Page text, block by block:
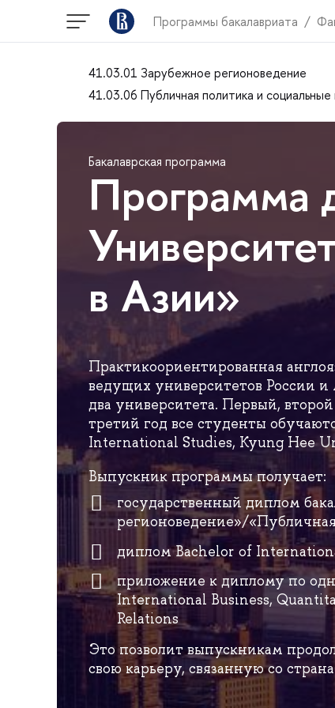
Программы бакалавриата
41.03.01 Зарубежное регионоведение
41.03.06 Публичная политика и социальные
Бакалаврская программа
в Азии»
Практикоориентированная
ведущих университетов России
два университета. Первый,
третий год все студенты
International Studies, Kyung Hee
Выпускник программы получает:
государственный диплом
регионоведение»/
диплом Bachelor of
приложение к диплому по
International Business,
Relations
Это позволит выпускникам
свою карьеру, связанную со